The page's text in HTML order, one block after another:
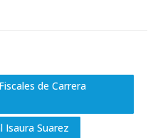
de Carrera
Isaura Suarez